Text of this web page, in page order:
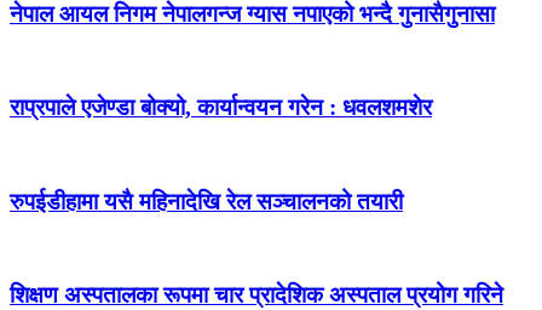
नेपाल आयल निगम नेपालगन्ज ग्यास नपाएको भन्दै गुनासैगुनासा
राप्रपाले एजेण्डा बोक्यो, कार्यान्वयन गरेन : धवलशमशेर
रुपईडीहामा यसै महिनादेखि रेल सञ्चालनको तयारी
शिक्षण अस्पतालका रूपमा चार प्रादेशिक अस्पताल प्रयोग गरिने